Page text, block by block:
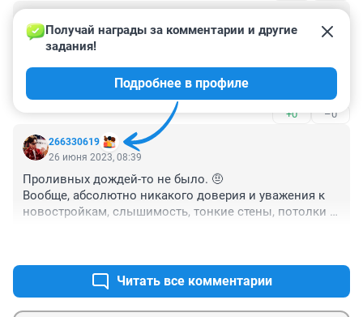
11 июля 2023, 22:49
Брусника, очень плохо сдала дом на 50 лет
Октября,57б корпус 2, куча недоделок, окна плохие-
дует, как будем зимовать, стены тоже похоже пустые,
в квартирах поставили входные двери как от сараев,
болтаются очень тонкие
+0 –0
266330619
Получай награды за комментарии и другие
задания!
Подробнее в профиле
26 июня 2023, 08:39
Проливных дождей-то не было. 🤨
Вообще, абсолютно никакого доверия и уважения к
новостройкам, слышимость, тонкие стены, потолки и
Кирпичные старые малоэтажные дома лучше всего
для комфортного проживания, человеком себя
чувствуешь.
Читать все комментарии